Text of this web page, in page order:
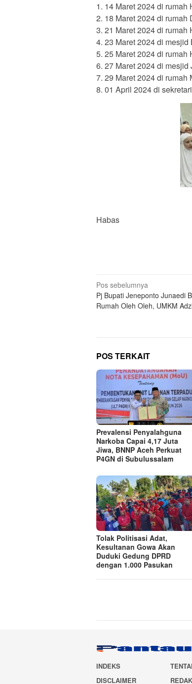
1. 14 Maret 2024 di rumah
2. 18 Maret 2024 di rumah
3. 21 Maret 2024 di rumah
4. 23 Maret 2024 di mesjid
5. 25 Maret 2024 di rumah
6. 27 Maret 2024 di
7. 29 Maret 2024 di rumah
8. 01 April 2024 di
Habas
Navigasi
pos
Pos sebelumnya
Pj Bupati Jeneponto Junaedi
Rumah Oleh Oleh, UMKM
POS TERKAIT
Prevalensi Penyalahguna
Narkoba Capai 4,17 Juta
Jiwa, BNNP Aceh Perkuat
P4GN di Subulussalam
Tolak Politisasi Adat,
Kesultanan Gowa Akan
Duduki Gedung DPRD
dengan 1.000 Pasukan
INDEKS
DISCLAIMER